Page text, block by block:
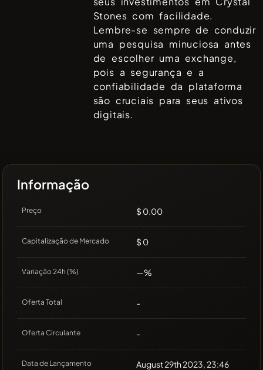
Stones com facilidade.
Lembre-se sempre de conduzir
uma pesquisa minuciosa antes
de escolher uma exchange,
pois a segurança e a
confiabilidade da plataforma
são cruciais para seus ativos
digitais.
Informação
Preço $ 0.00
Capitalização de Mercado $ 0
Variação 24h (%) —%
Oferta Total -
Oferta Circulante -
Data de Lançamento August 29th 2023, 23:46